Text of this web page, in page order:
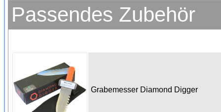
Passendes Zubehör
Grabemesser Diamond Digger